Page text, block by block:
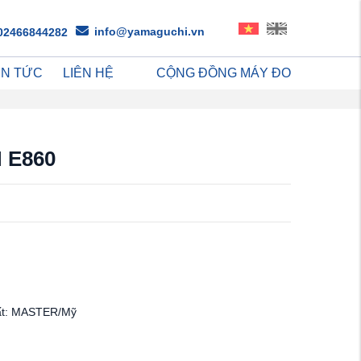
info@yamaguchi.vn
TỨC LIÊN HỆ CỘNG ĐỒNG MÁY ĐO
E860
MASTER/Mỹ